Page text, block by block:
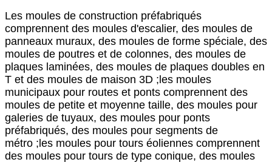
Les moules de construction préfabriqués
comprennent des moules d'escalier, des moules de
panneaux muraux, des moules de forme spéciale, des
moules de poutres et de colonnes, des moules de
plaques laminées, des moules de plaques doubles en
T et des moules de maison 3D ;les moules
municipaux pour routes et ponts comprennent des
moules de petite et moyenne taille, des moules pour
galeries de tuyaux, des moules pour ponts
préfabriqués, des moules pour segments de
métro ;les moules pour tours éoliennes comprennent
des moules pour tours de type conique, des moules